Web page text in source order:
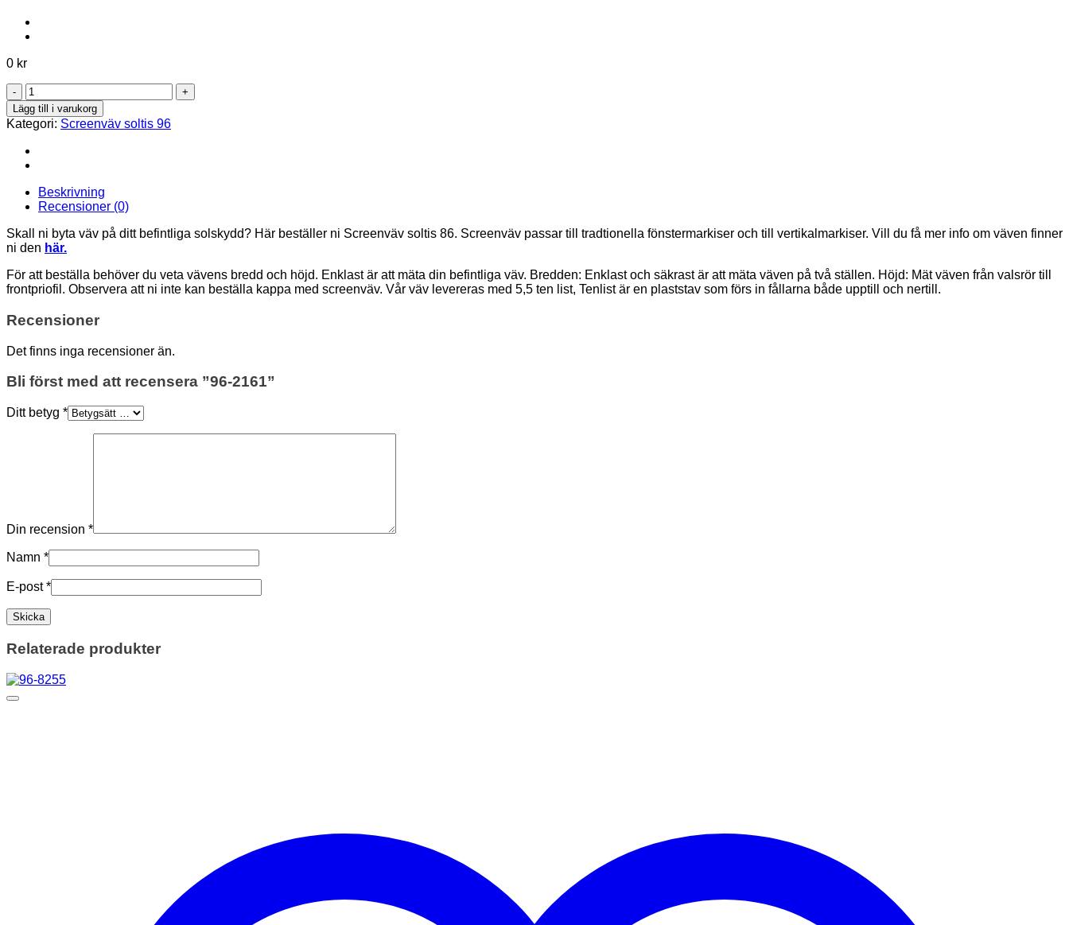
0 kr
96-
2161
mängd
Lägg till i varukorg
Kategori: Screenväv soltis 96
Beskrivning
Recensioner (0)
Skall ni byta väv på ditt befintliga solskydd? Här beställer ni Screenväv soltis 86. Screenväv passar till tradtionella fönstermarkiser och till vertikalmarkiser. Vill du få mer info om väven finner
ni den här.
För att beställa behöver du veta vävens bredd och höjd. Enklast är att mäta din befintliga väv. Bredden: Enklast och säkrast är att mäta väven på två ställen. Höjd: Mät väven från valsrör till
frontpriofil. Observera att ni inte kan beställa kappa med screenväv. Vår väv levereras med 5,5 ten list, Tenlist är en plaststav som förs in fållarna både upptill och nertill.
Recensioner
Det finns inga recensioner än.
Bli först med att recensera ”96-2161”
Ditt betyg *
Din recension *
Namn *
E-post*
Relaterade produkter